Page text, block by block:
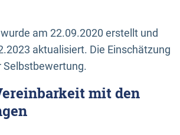
am 22.09.2020 erstellt und
aktualisiert. Die Einschätzung
Selbstbewertung.
mit den